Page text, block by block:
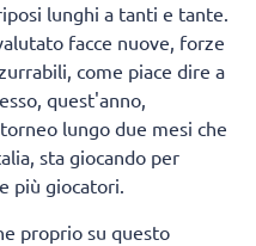
lunghi a tanti e tante.
facce nuove, forze
come piace dire a
quest'anno,
lungo due mesi che
sta giocando per
più giocatori.
proprio su questo